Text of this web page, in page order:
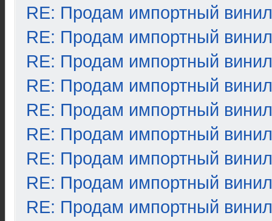
RE: Продам импортный винил
RE: Продам импортный винил
RE: Продам импортный винил
RE: Продам импортный винил
RE: Продам импортный винил
RE: Продам импортный винил
RE: Продам импортный винил
RE: Продам импортный винил
RE: Продам импортный винил